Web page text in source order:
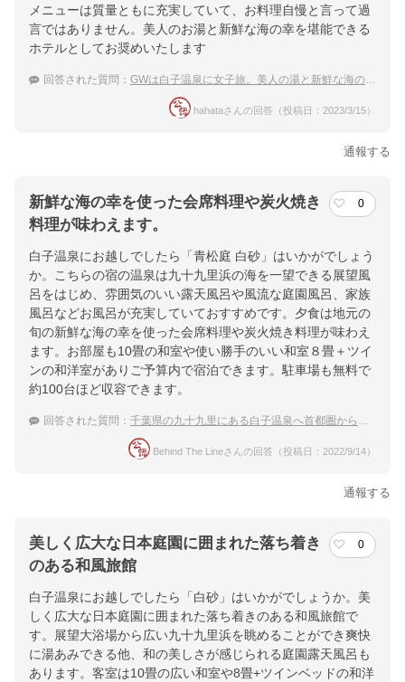
メニューは質量ともに充実していて、お料理自慢と言って過
言ではありません。美人のお湯と新鮮な海の幸を堪能できる
ホテルとしてお奨めいたします
回答された質問： GWは白子温泉に女子旅。美人の湯と新鮮な海の幸を堪能できる宿は？
hahataさんの回答（投稿日：2023/3/15）
通報する
新鮮な海の幸を使った会席料理や炭火焼き
料理が味わえます。
0
白子温泉にお越しでしたら「青松庭 白砂」はいかがでしょう
か。こちらの宿の温泉は九十九里浜の海を一望できる展望風
呂をはじめ、雰囲気のいい露天風呂や風流な庭園風呂、家族
風呂などお風呂が充実していておすすめです。夕食は地元の
旬の新鮮な海の幸を使った会席料理や炭火焼き料理が味わえ
ます。お部屋も10畳の和室や使い勝手のいい和室８畳＋ツイ
ンの和洋室がありご予算内で宿泊できます。駐車場も無料で
約100台ほど収容できます。
回答された質問： 千葉県の九十九里にある白子温泉へ首都圏から行きたいです。
Behind The Lineさんの回答（投稿日：2022/9/14）
通報する
美しく広大な日本庭園に囲まれた落ち着き
のある和風旅館
0
白子温泉にお越しでしたら「白砂」はいかがでしょうか。美
しく広大な日本庭園に囲まれた落ち着きのある和風旅館で
す。展望大浴場から広い九十九里浜を眺めることができ爽快
に湯あみできる他、和の美しさが感じられる庭園露天風呂も
あります。客室は10畳の広い和室や8畳+ツインベッドの和洋